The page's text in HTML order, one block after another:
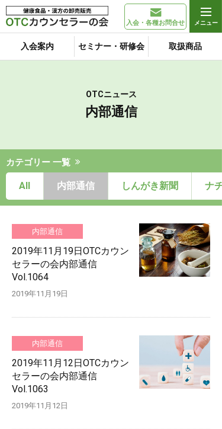
入会・各種お問合せ
入会案内 セミナー・研修会 取扱商品
OTCニュース
内部通信
カテゴリー 一覧
All 内部通信 しんがき新聞 ナ
内部通信
2019年11月19日OTCカウン
セラーの会内部通信
Vol.1064
2019年11月19日
内部通信
2019年11月12日OTCカウン
セラーの会内部通信
Vol.1063
2019年11月12日